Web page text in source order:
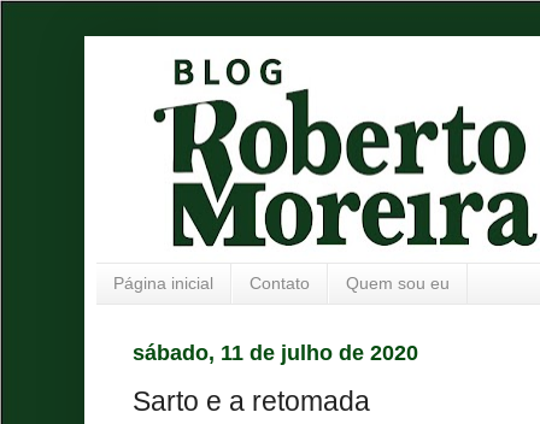
Página inicial Contato Quem sou eu
sábado, 11 de julho de 2020
Sarto e a retomada